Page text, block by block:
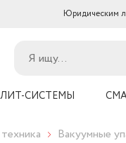
Юридическим
СИСТЕМЫ
Вакуумные